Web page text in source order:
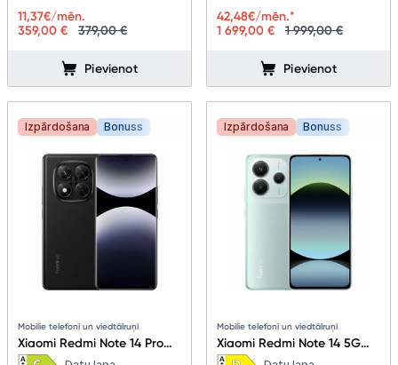
359,00 € 379,00 €
11,37€/mēn.
Pievienot
1 699,00 € 1 999,00 €
42,48€/mēn.*
Pievienot
Izpārdošana Bonuss
Mobilie telefoni un viedtālruņi
Xiaomi Redmi Note 14 Pro
5G 8+256GB Midnight Black
Izpārdošana Bonuss
Mobilie telefoni un viedtālruņi
Xiaomi Redmi Note 14 5G
6+128GB Coral Green